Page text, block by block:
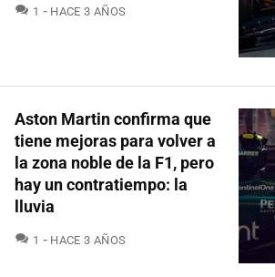
1 COMENTARIOS
HACE 3 AÑOS
Aston Martin confirma que
tiene mejoras para volver a
la zona noble de la F1, pero
hay un contratiempo: la
lluvia
1 COMENTARIOS
HACE 3 AÑOS